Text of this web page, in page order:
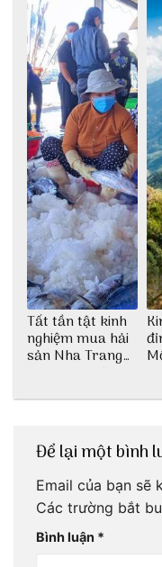
Tất tần tật kinh
nghiệm mua hải
sản Nha Trang
không lo chặt
Để lại một bình
Email của bạn sẽ
Các trường bắt
Bình luận *